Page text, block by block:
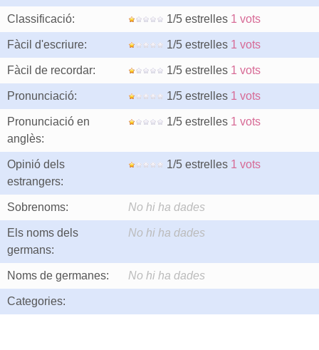
Classificació: 1/5 estrelles 1 vots
Fàcil d'escriure: 1/5 estrelles 1 vots
Fàcil de recordar: 1/5 estrelles 1 vots
Pronunciació: 1/5 estrelles 1 vots
Pronunciació en
anglès:
1/5 estrelles 1 vots
Opinió dels
estrangers:
1/5 estrelles 1 vots
Sobrenoms: No hi ha dades
Els noms dels
germans:
No hi ha dades
Noms de germanes: No hi ha dades
Categories: